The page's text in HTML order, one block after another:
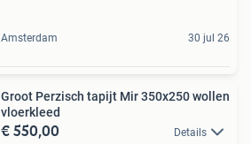
Amsterdam 30 jul 26
Groot Perzisch tapijt Mir 350x250 wollen
vloerkleed
€ 550,00 Details